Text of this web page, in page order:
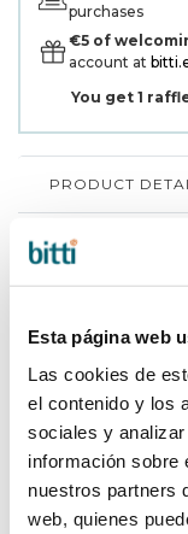
Esta página web
Las cookies de
el contenido y los
sociales y
información sobre
nuestros partners
web, quienes
purchases
€5 of
account at
You get 1
PRODUCT
3-YEAR
BRAND
COMPLETE YOUR